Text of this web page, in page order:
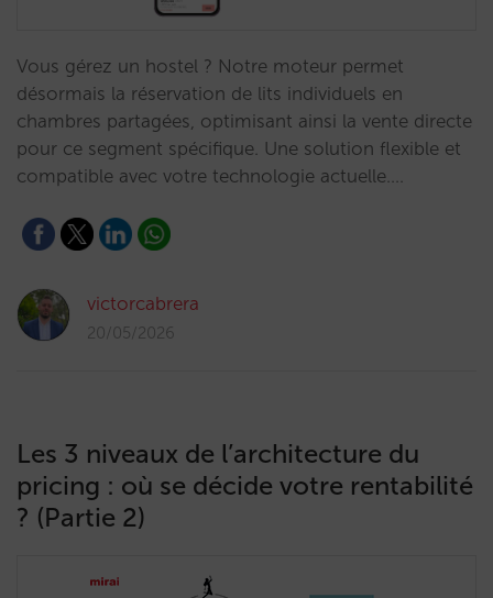
Vous gérez un hostel ? Notre moteur permet
désormais la réservation de lits individuels en
chambres partagées, optimisant ainsi la vente directe
pour ce segment spécifique. Une solution flexible et
compatible avec votre technologie actuelle.…
victorcabrera
20/05/2026
Les 3 niveaux de l’architecture du
pricing : où se décide votre rentabilité
? (Partie 2)